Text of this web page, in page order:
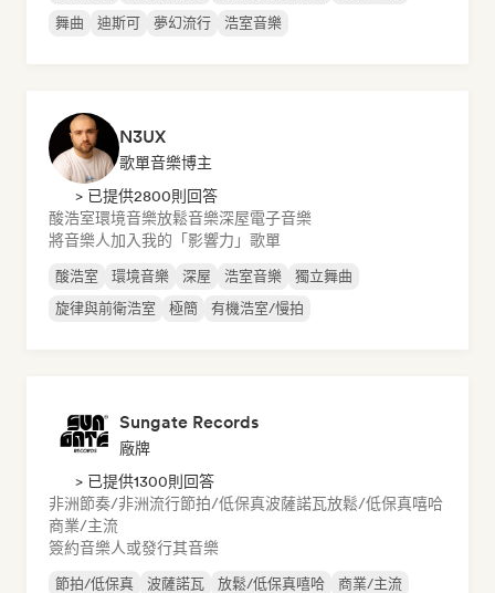
舞曲
迪斯可 夢幻流行 浩室音樂
N3UX
歌單音樂博主
> 已提供2800則回答
酸浩室環境音樂放鬆音樂深屋電子音樂
將音樂人加入我的「影響力」歌單
酸浩室 環境音樂 深屋 浩室音樂
獨立舞曲
旋律與前衛浩室
極簡 有機浩室/慢拍
Sungate Records
廠牌
> 已提供1300則回答
非洲節奏/非洲流行節拍/低保真波薩諾瓦放鬆/低保真嘻哈
商業/主流
簽約音樂人或發行其音樂
節拍/低保真 波薩諾瓦 放鬆/低保真嘻哈
商業/主流